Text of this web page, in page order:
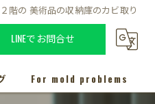
階の 美術品の収納庫のカビ取り
LINEでお問合せ
For mold problems